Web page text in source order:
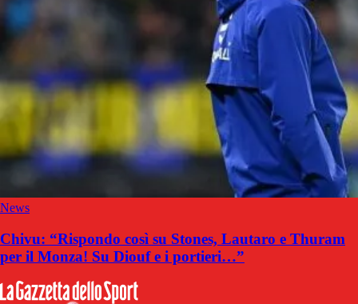
News
Chivu: “Rispondo così su Stones, Lautaro e Thuram
per il Monza! Su Diouf e i portieri…”